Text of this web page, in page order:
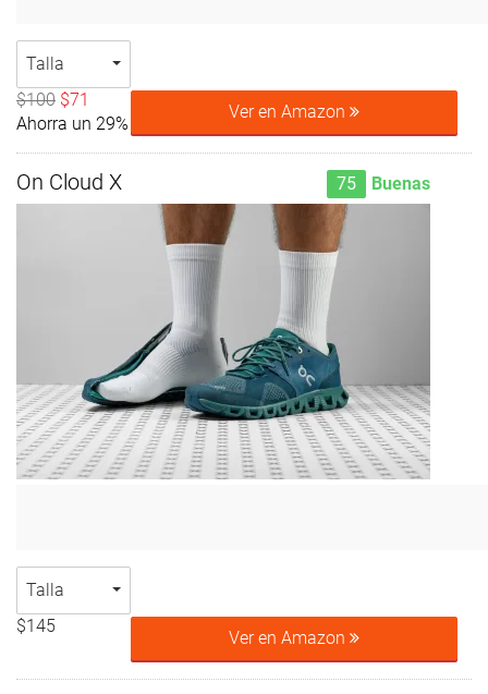
Talla
$100 $71
Ahorra un 29%
Ver en Amazon
On Cloud X 75 Buenas
Talla
$145
Ver en Amazon